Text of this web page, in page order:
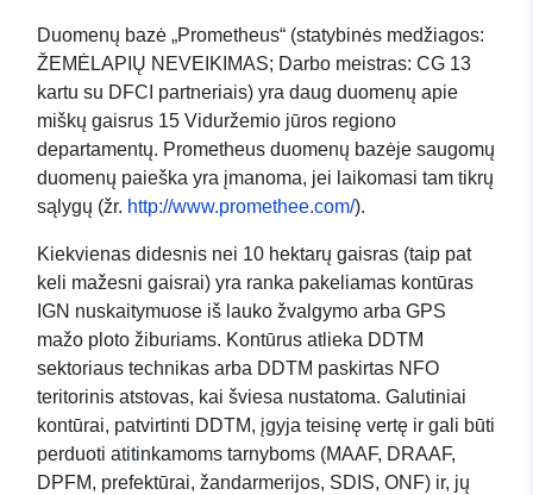
Duomenų bazė „Prometheus“ (statybinės medžiagos:
ŽEMĖLAPIŲ NEVEIKIMAS; Darbo meistras: CG 13
kartu su DFCI partneriais) yra daug duomenų apie
miškų gaisrus 15 Viduržemio jūros regiono
departamentų. Prometheus duomenų bazėje saugomų
duomenų paieška yra įmanoma, jei laikomasi tam tikrų
sąlygų (žr. http://www.promethee.com/).
Kiekvienas didesnis nei 10 hektarų gaisras (taip pat
keli mažesni gaisrai) yra ranka pakeliamas kontūras
IGN nuskaitymuose iš lauko žvalgymo arba GPS
mažo ploto žiburiams. Kontūrus atlieka DDTM
sektoriaus technikas arba DDTM paskirtas NFO
teritorinis atstovas, kai šviesa nustatoma. Galutiniai
kontūrai, patvirtinti DDTM, įgyja teisinę vertę ir gali būti
perduoti atitinkamoms tarnyboms (MAAF, DRAAF,
DPFM, prefektūrai, žandarmerijos, SDIS, ONF) ir, jų